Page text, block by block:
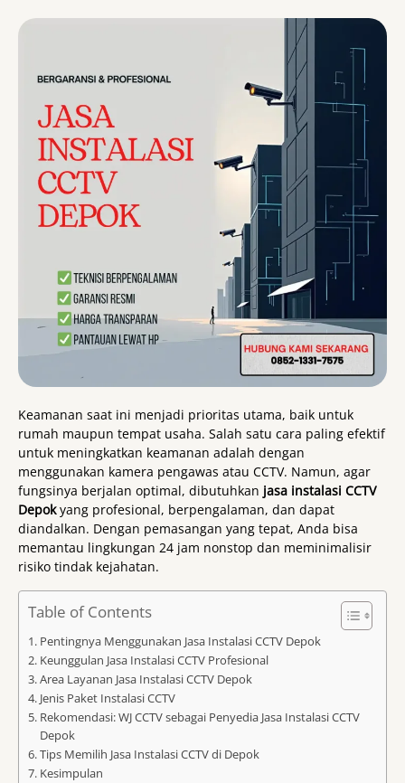
Keamanan saat ini menjadi prioritas utama, baik untuk
rumah maupun tempat usaha. Salah satu cara paling efektif
untuk meningkatkan keamanan adalah dengan
menggunakan kamera pengawas atau CCTV. Namun, agar
fungsinya berjalan optimal, dibutuhkan jasa instalasi CCTV
Depokyang profesional, berpengalaman, dan dapat
diandalkan. Dengan pemasangan yang tepat, Anda bisa
memantau lingkungan 24 jam nonstop dan meminimalisir
risiko tindak kejahatan.
Table of Contents
Pentingnya Menggunakan Jasa Instalasi CCTV Depok
Keunggulan Jasa Instalasi CCTV Profesional
Area Layanan Jasa Instalasi CCTV Depok
Jenis Paket Instalasi CCTV
Rekomendasi: WJ CCTV sebagai Penyedia Jasa Instalasi CCTV
Depok
Tips Memilih Jasa Instalasi CCTV di Depok
Kesimpulan